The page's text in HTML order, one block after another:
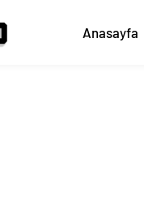
Anasayfa